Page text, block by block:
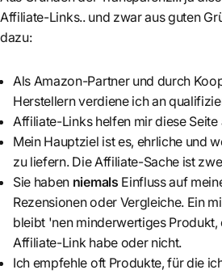
Affiliate-Links.. und zwar aus guten
dazu:
Als Amazon-Partner und durch
Herstellern verdiene ich an
Affiliate-Links helfen mir diese Seite
Mein Hauptziel ist es, ehrliche und
zu liefern. Die Affiliate-Sache ist
Sie haben niemals Einfluss auf
Rezensionen oder Vergleiche. Ein
bleibt 'nen minderwertiges
Affiliate-Link habe oder nicht.
Ich empfehle oft Produkte, für die